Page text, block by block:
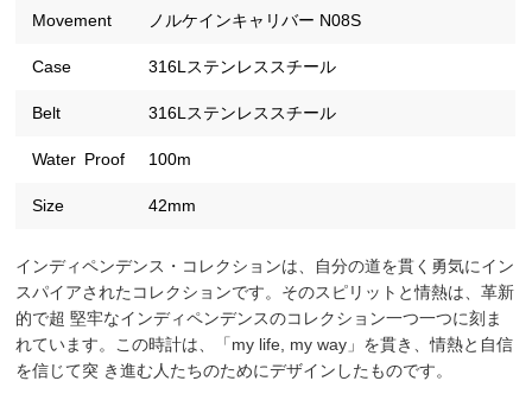
Movement ノルケインキャリバー N08S
Case 316Lステンレススチール
Belt 316Lステンレススチール
Water Proof 100m
Size 42mm
インディペンデンス・コレクションは、自分の道を貫く勇気にイン
スパイアされたコレクションです。そのスピリットと情熱は、革新
的で超 堅牢なインディペンデンスのコレクション一つ一つに刻ま
れています。この時計は、「my life, my way」を貫き、情熱と自信
を信じて突 き進む人たちのためにデザインしたものです。